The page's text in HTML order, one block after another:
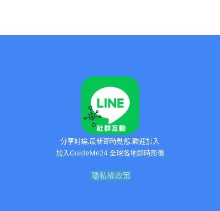
分享討論,最新即時動態,歡迎加入
加入GuideMe24 全球各地即時影像
隱私權政策